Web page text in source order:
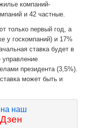
компаний-
и 42 частные.
только первый год, а
у госкомпаний) и 17%
ставка будет в
управление
президента (3,5%).
может быть и
наш